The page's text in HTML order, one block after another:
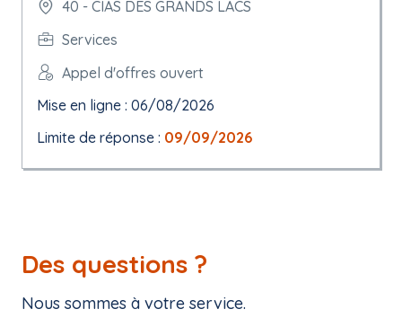
40 - CIAS DES GRANDS LACS
Services
Appel d'offres ouvert
Mise en ligne : 06/08/2026
Limite de réponse : 09/09/2026
Des questions ?
Nous sommes à votre service.